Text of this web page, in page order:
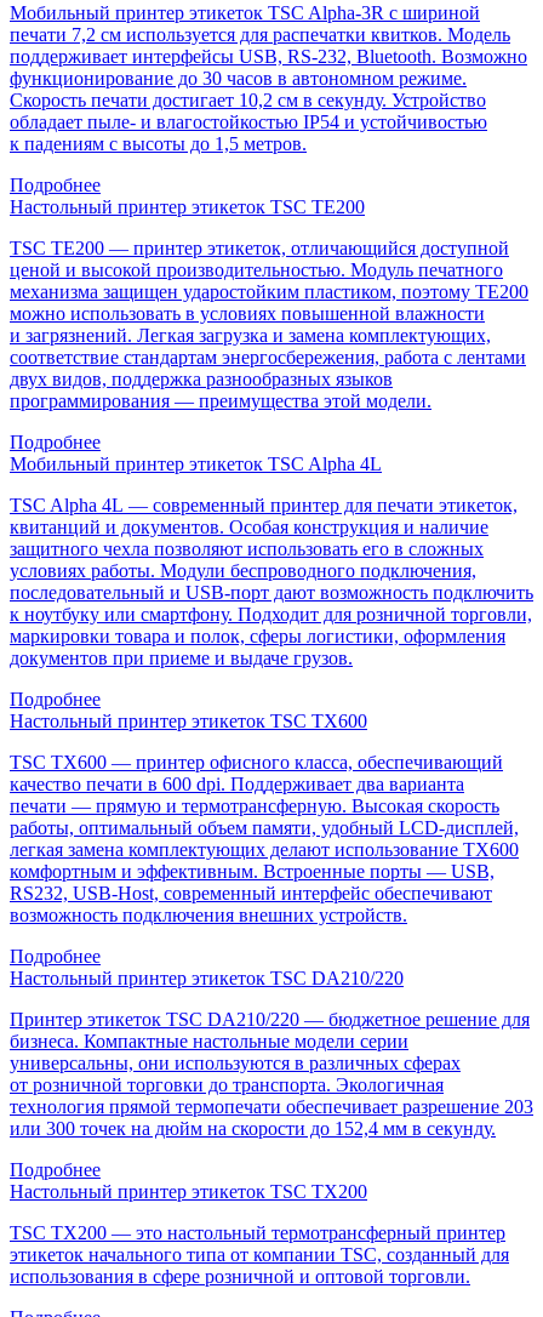
Мобильный принтер этикеток TSC Alpha-3R с шириной
печати 7,2 см используется для распечатки квитков. Модель
поддерживает интерфейсы USB, RS-232, Bluetooth. Возможно
функционирование до 30 часов в автономном режиме.
Скорость печати достигает 10,2 см в секунду. Устройство
обладает пыле- и влагостойкостью IP54 и устойчивостью
к падениям с высоты до 1,5 метров.
Подробнее
Настольный принтер этикеток TSC TE200
TSC TE200 — принтер этикеток, отличающийся доступной
ценой и высокой производительностью. Модуль печатного
механизма защищен ударостойким пластиком, поэтому TE200
можно использовать в условиях повышенной влажности
и загрязнений. Легкая загрузка и замена комплектующих,
соответствие стандартам энергосбережения, работа с лентами
двух видов, поддержка разнообразных языков
программирования — преимущества этой модели.
Подробнее
Мобильный принтер этикеток TSC Alpha 4L
TSC Alpha 4L — современный принтер для печати этикеток,
квитанций и документов. Особая конструкция и наличие
защитного чехла позволяют использовать его в сложных
условиях работы. Модули беспроводного подключения,
последовательный и USB-порт дают возможность подключить
к ноутбуку или смартфону. Подходит для розничной торговли,
маркировки товара и полок, сферы логистики, оформления
документов при приеме и выдаче грузов.
Подробнее
Настольный принтер этикеток TSC TX600
TSC TX600 — принтер офисного класса, обеспечивающий
качество печати в 600 dpi. Поддерживает два варианта
печати — прямую и термотрансферную. Высокая скорость
работы, оптимальный объем памяти, удобный LCD-дисплей,
легкая замена комплектующих делают использование TX600
комфортным и эффективным. Встроенные порты — USB,
RS232, USB-Host, современный интерфейс обеспечивают
возможность подключения внешних устройств.
Подробнее
Настольный принтер этикеток TSC DA210/220
Принтер этикеток TSC DA210/220 — бюджетное решение для
бизнеса. Компактные настольные модели серии
универсальны, они используются в различных сферах
от розничной торговки до транспорта. Экологичная
технология прямой термопечати обеспечивает разрешение 203
или 300 точек на дюйм на скорости до 152,4 мм в секунду.
Подробнее
Настольный принтер этикеток TSC TX200
TSC TX200 — это настольный термотрансферный принтер
этикеток начального типа от компании TSC, созданный для
использования в сфере розничной и оптовой торговли.